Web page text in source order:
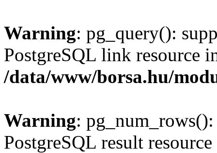
Warning: pg_query():
PostgreSQL link resource
/data/www/borsa.hu/
Warning:
PostgreSQL result